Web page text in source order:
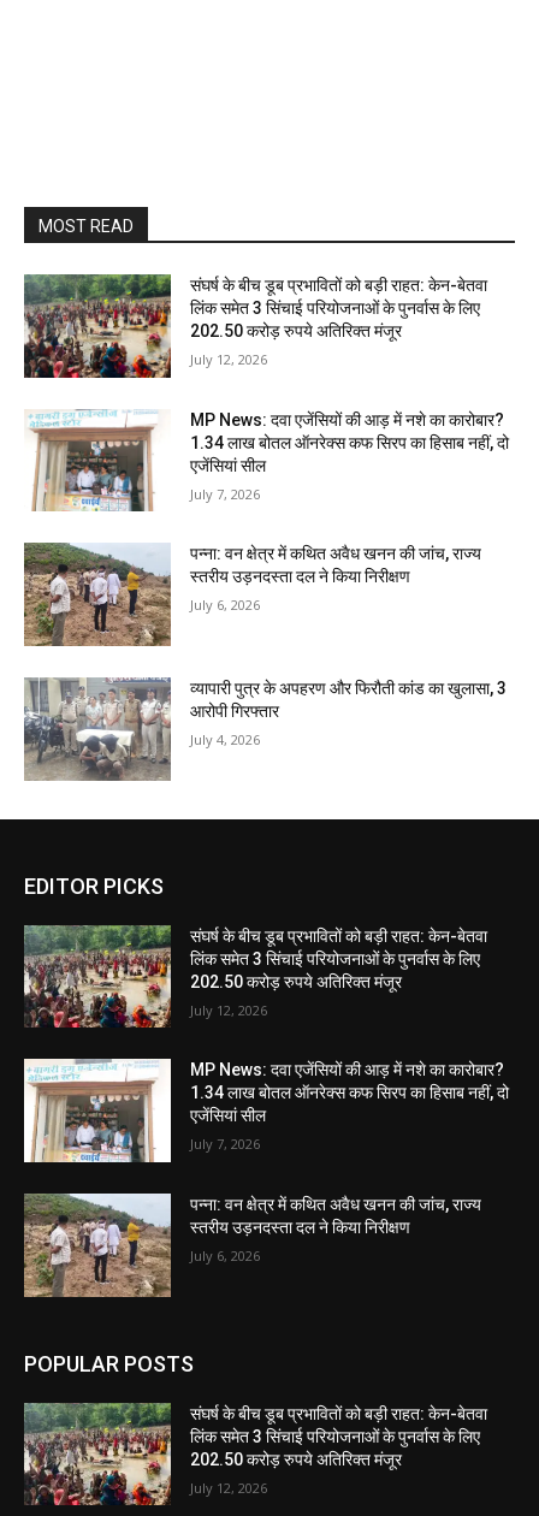
MOST READ
संघर्ष के बीच डूब प्रभावितों को बड़ी राहत: केन-बेतवा
लिंक समेत 3 सिंचाई परियोजनाओं के पुनर्वास के लिए
202.50 करोड़ रुपये अतिरिक्त मंजूर
July 12, 2026
MP News: दवा एजेंसियों की आड़ में नशे का कारोबार?
1.34 लाख बोतल ऑनरेक्स कफ सिरप का हिसाब नहीं, दो
एजेंसियां सील
July 7, 2026
पन्ना: वन क्षेत्र में कथित अवैध खनन की जांच, राज्य
स्तरीय उड़नदस्ता दल ने किया निरीक्षण
July 6, 2026
व्यापारी पुत्र के अपहरण और फिरौती कांड का खुलासा, 3
आरोपी गिरफ्तार
July 4, 2026
EDITOR PICKS
संघर्ष के बीच डूब प्रभावितों को बड़ी राहत: केन-बेतवा
लिंक समेत 3 सिंचाई परियोजनाओं के पुनर्वास के लिए
202.50 करोड़ रुपये अतिरिक्त मंजूर
July 12, 2026
MP News: दवा एजेंसियों की आड़ में नशे का कारोबार?
1.34 लाख बोतल ऑनरेक्स कफ सिरप का हिसाब नहीं, दो
एजेंसियां सील
July 7, 2026
पन्ना: वन क्षेत्र में कथित अवैध खनन की जांच, राज्य
स्तरीय उड़नदस्ता दल ने किया निरीक्षण
July 6, 2026
POPULAR POSTS
संघर्ष के बीच डूब प्रभावितों को बड़ी राहत: केन-बेतवा
लिंक समेत 3 सिंचाई परियोजनाओं के पुनर्वास के लिए
202.50 करोड़ रुपये अतिरिक्त मंजूर
July 12, 2026